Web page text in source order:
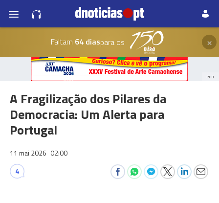
Faltam 64 diaspara os ×
PUB
A Fragilização dos Pilares da
Democracia: Um Alerta para
Portugal
11 mai 2026 02:00
4